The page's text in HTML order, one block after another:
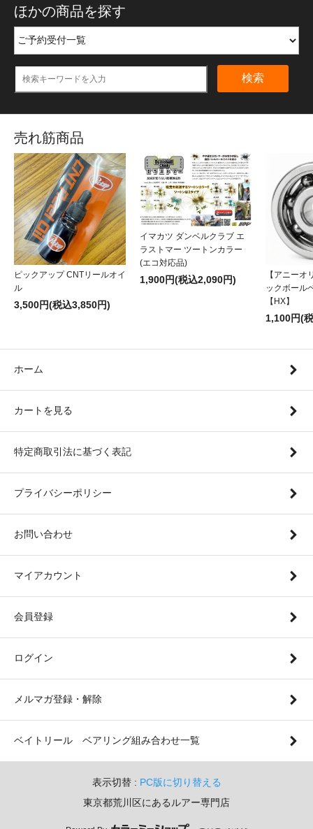
ほかの商品を探す
検索
売れ筋商品
ピックアップ CNTリールオイ
ル
3,500円(税込3,850円)
イマカツ ダンベルクラブ エ
ラストマー ツートンカラー
(エコ対応品)
1,900円(税込2,090円)
【アニーオ
ックボール
【HX】
1,100円(
ホーム
カートを見る
特定商取引法に基づく表記
プライバシーポリシー
お問い合わせ
マイアカウント
会員登録
ログイン
メルマガ登録・解除
ベイトリール ベアリング組み合わせ一覧
表示切替 : PC版に切り替える
東京都荒川区にあるルアー専門店